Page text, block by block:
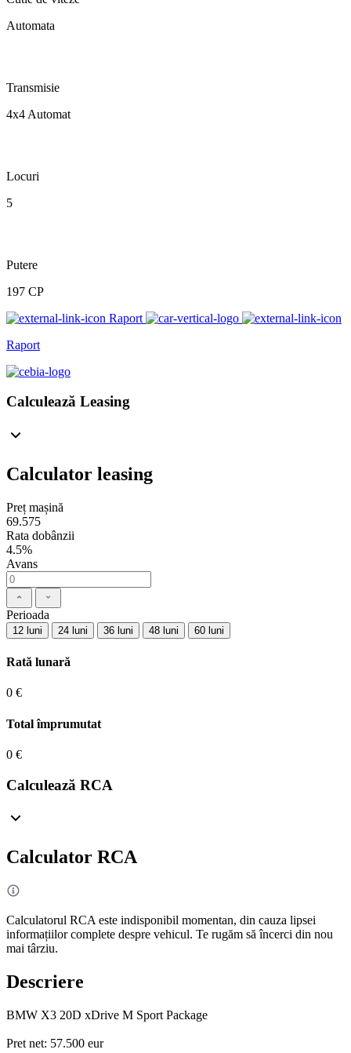
Automata
Transmisie
4x4 Automat
Locuri
5
Putere
197 CP
Raport
Raport
Calculează Leasing
Calculator leasing
Preț mașină
69.575
Rata dobânzii
4.5%
Avans
Perioada
12 luni 24 luni 36 luni 48 luni 60 luni
Rată lunară
0 €
Total împrumutat
0 €
Calculează RCA
Calculator RCA
Calculatorul RCA este indisponibil momentan, din cauza lipsei
informațiilor complete despre vehicul. Te rugăm să încerci din nou
mai târziu.
Descriere
BMW X3 20D xDrive M Sport Package
Pret net: 57.500 eur